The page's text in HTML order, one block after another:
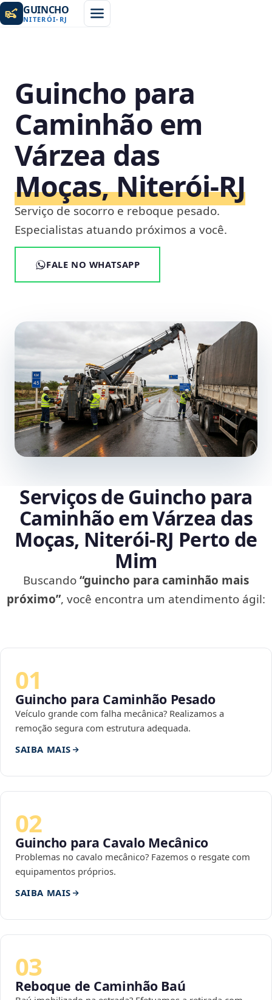
GUINCHO
NITERÓI- RJ
Guincho para
Caminhão em
Várzea das
Moças, Niterói‑RJ
Serviço de socorro e reboque pesado.
Especialistas atuando próximos a você.
FALE NO WHATSAPP
Serviços de Guincho para
Caminhão em Várzea das
Moças, Niterói‑RJ Perto de
Mim
Buscando“guincho para caminhão mais
próximo”, você encontra um atendimento ágil:
01
Guincho para Caminhão Pesado
Veículo grande com falha mecânica? Realizamos a
remoção segura com estrutura adequada.
SAIBA MAIS
02
Guincho para Cavalo Mecânico
Problemas no cavalo mecânico? Fazemos o resgate com
equipamentos próprios.
SAIBA MAIS
03
Reboque de Caminhão Baú